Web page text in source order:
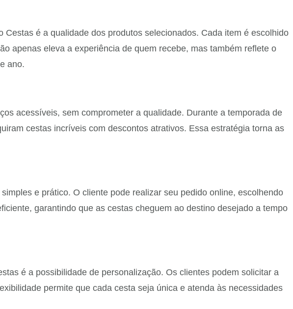
Cestas é a qualidade dos produtos selecionados. Cada item é escolhido
apenas eleva a experiência de quem recebe, mas também reflete o
ano.
acessíveis, sem comprometer a qualidade. Durante a temporada de
cestas incríveis com descontos atrativos. Essa estratégia torna as
e prático. O cliente pode realizar seu pedido online, escolhendo
garantindo que as cestas cheguem ao destino desejado a tempo
é a possibilidade de personalização. Os clientes podem solicitar a
permite que cada cesta seja única e atenda às necessidades